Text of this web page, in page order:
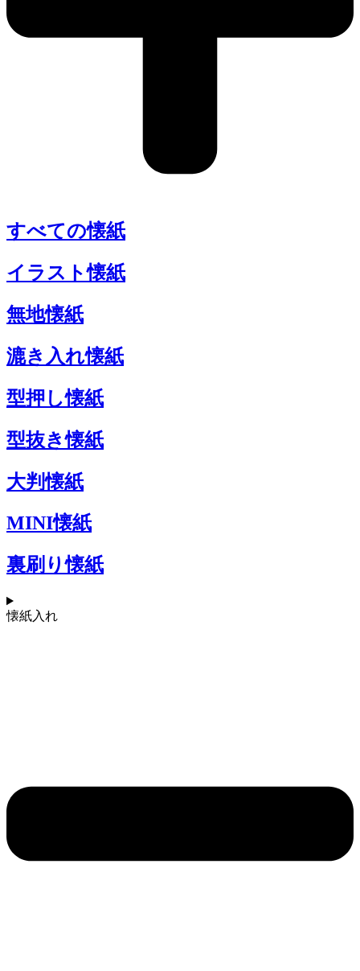
すべての懐紙
イラスト懐紙
無地懐紙
漉き入れ懐紙
型押し懐紙
型抜き懐紙
大判懐紙
MINI懐紙
裏刷り懐紙
懐紙入れ